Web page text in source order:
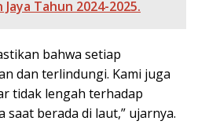
Tahun 2024-2025.
bahwa setiap
dan terlindungi. Kami juga
tidak lengah terhadap
berada di laut,” ujarnya.